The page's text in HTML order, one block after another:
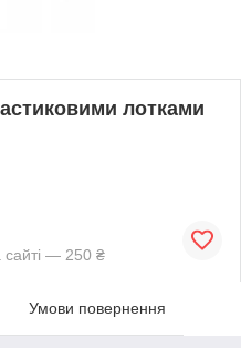
лотками
сайті — 250 ₴
Умови повернення